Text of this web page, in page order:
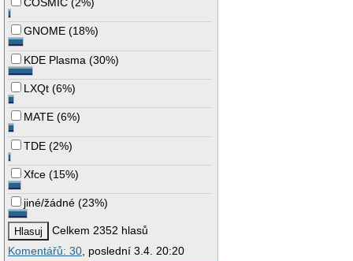
GNOME (18%)
KDE Plasma (30%)
LXQt (6%)
MATE (6%)
TDE (2%)
Xfce (15%)
jiné/žádné (23%)
Celkem 2352 hlasů
Komentářů: 30 , poslední 3.4. 20:20